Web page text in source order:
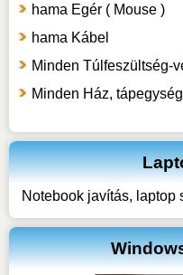
hama Egér ( Mouse )
hama Kábel
Minden Túlfeszültség-
Minden Ház,
Notebook javítás, laptop